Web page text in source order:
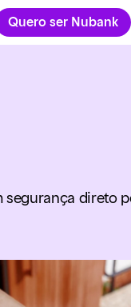
Quero ser Nubank
segurança direto